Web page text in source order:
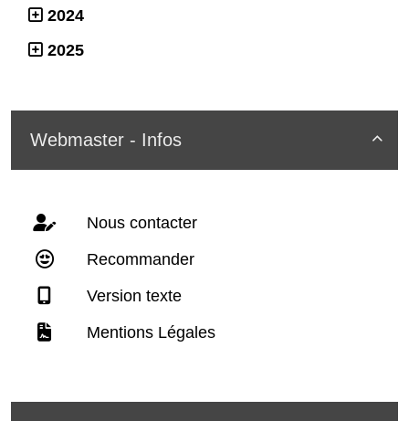
2024
2025

Webmaster - Infos
Nous contacter
Recommander
Version texte
Mentions Légales